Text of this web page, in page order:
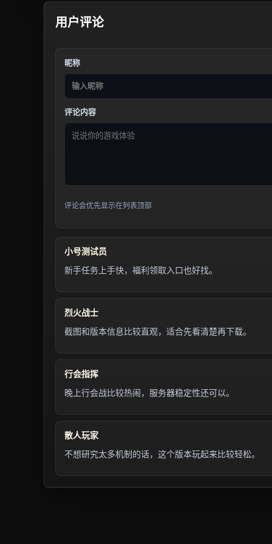
用户评论
昵称
评论内容
评论会优先显示在列表顶部
小号测试员
新手任务上手快，福利领取入口也好找。
烈火战士
截图和版本信息比较直观，适合先看清楚再下载。
行会指挥
晚上行会战比较热闹，服务器稳定性还可以。
散人玩家
不想研究太多机制的话，这个版本玩起来比较轻松。